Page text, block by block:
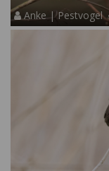
Anke | Pestvogel